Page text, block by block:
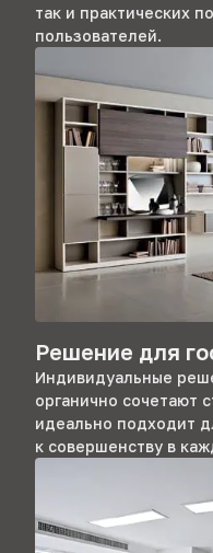
так и практических
пользователей.
Решение для
Индивидуальные
органично сочетают
идеально подходит
к совершенству в